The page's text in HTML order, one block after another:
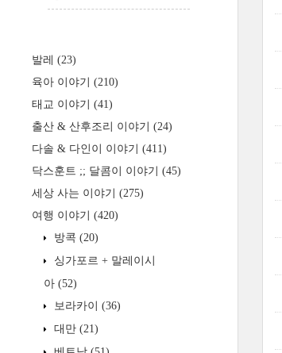
발레 (23)
육아 이야기 (210)
태교 이야기 (41)
출산 & 산후조리 이야기 (24)
다솔 & 다인이 이야기 (411)
닥스훈트 ;; 달콤이 이야기 (45)
세상 사는 이야기 (275)
여행 이야기 (420)
방콕 (20)
싱가포르 + 말레이시
아 (52)
보라카이 (36)
대만 (21)